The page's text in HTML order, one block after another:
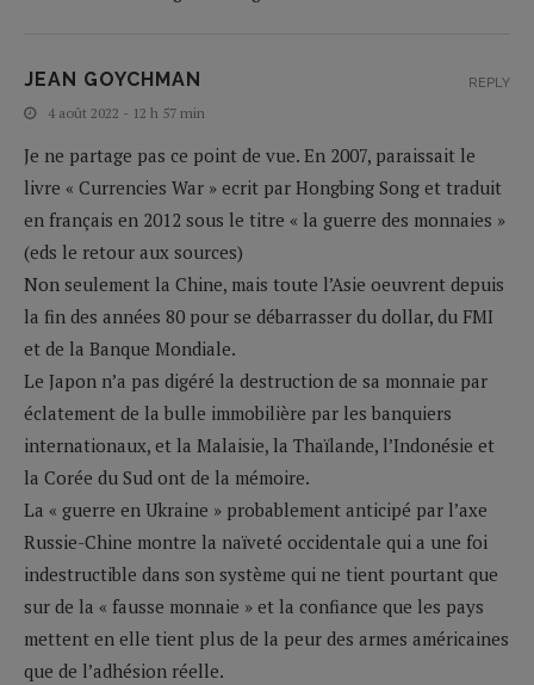
JEAN GOYCHMAN
4 août 2022 - 12 h 57 min
Je ne partage pas ce point de vue. En 2007, paraissait le
livre « Currencies War » ecrit par Hongbing Song et traduit
en français en 2012 sous le titre « la guerre des monnaies »
(eds le retour aux sources)
Non seulement la Chine, mais toute l’Asie oeuvrent depuis
la fin des années 80 pour se débarrasser du dollar, du FMI
et de la Banque Mondiale.
Le Japon n’a pas digéré la destruction de sa monnaie par
éclatement de la bulle immobilière par les banquiers
internationaux, et la Malaisie, la Thaïlande, l’Indonésie et
la Corée du Sud ont de la mémoire.
La « guerre en Ukraine » probablement anticipé par l’axe
Russie-Chine montre la naïveté occidentale qui a une foi
indestructible dans son système qui ne tient pourtant que
sur de la « fausse monnaie » et la confiance que les pays
mettent en elle tient plus de la peur des armes américaines
que de l’adhésion réelle.
REPLY